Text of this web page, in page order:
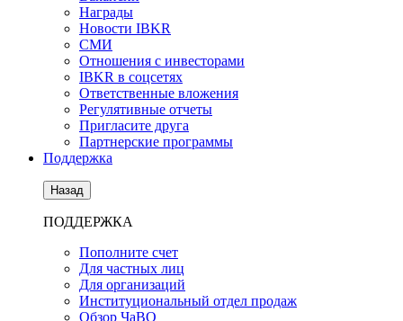
Награды
Новости IBKR
СМИ
Отношения с инвесторами
IBKR в соцсетях
Ответственные вложения
Регулятивные отчеты
Пригласите друга
Партнерские программы
Поддержка
Назад
ПОДДЕРЖКА
Пополните счет
Для частных лиц
Для организаций
Институциональный отдел продаж
Обзор ЧаВО